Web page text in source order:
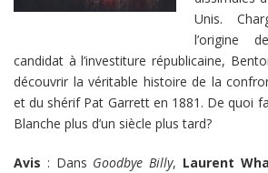
Unis.
l’origine
candidat à l’investiture républicaine,
découvrir la véritable histoire de la
et du shérif Pat Garrett en 1881. De quoi
Blanche plus d’un siècle plus tard?
Avis : Dans Goodbye Billy, Laurent